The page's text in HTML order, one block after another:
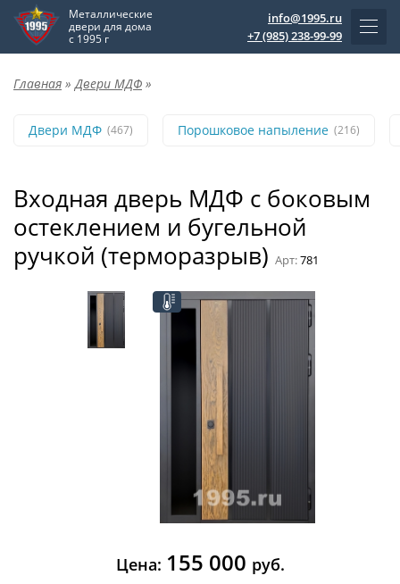
Металлические
двери для дома
с 1995 г
info@1995.ru
+7 (985) 238-99-99
Главная » Двери МДФ »
Двери МДФ (467) Порошковое напыление (216)
Входная дверь МДФ с боковым
остеклением и бугельной
ручкой (терморазрыв) Арт:781
Цена: 155 000 руб.